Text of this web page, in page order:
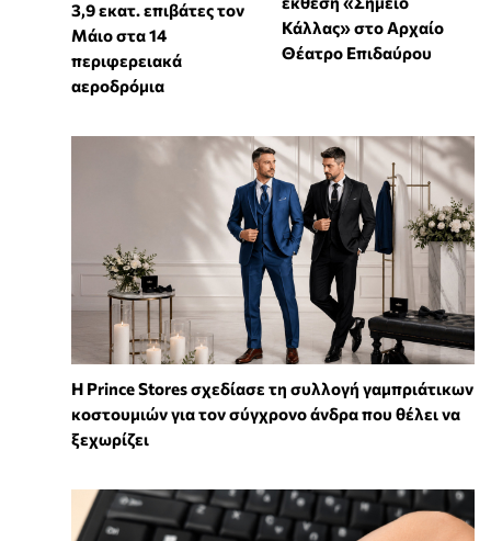
3,9 εκατ. επιβάτες τον
Μάιο στα 14
περιφερειακά
αεροδρόμια
Κάλλας» στο Αρχαίο
Θέατρο Επιδαύρου
Η Prince Stores σχεδίασε τη συλλογή γαμπριάτικων
κοστουμιών για τον σύγχρονο άνδρα που θέλει να
ξεχωρίζει